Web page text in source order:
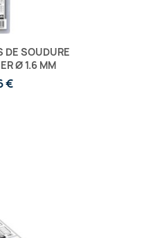
DE SOUDURE
Ø 1.6 MM
€